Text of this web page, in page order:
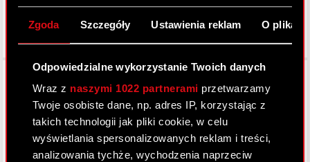
Zgoda Szczegóły Ustawienia reklam O
Odpowiedzialne wykorzystanie Twoich danych
Wraz z naszymi 1022 partnerami przetwarzamy
Twoje osobiste dane, np. adres IP, korzystając z
takich technologii jak pliki cookie, w celu
wyświetlania spersonalizowanych reklam i treści,
analizowania tychże, wychodzenia naprzeciw
Facebook